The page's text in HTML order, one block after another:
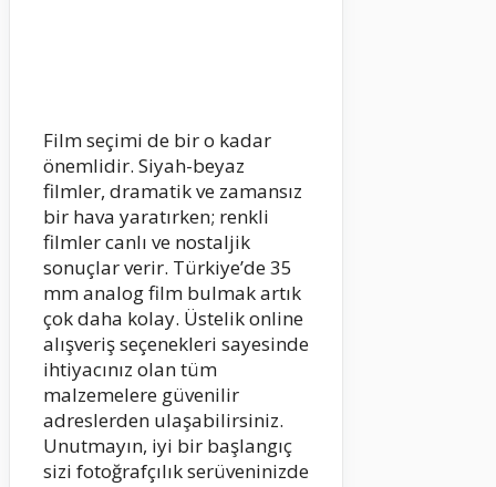
Film seçimi de bir o kadar
önemlidir. Siyah-beyaz
filmler, dramatik ve zamansız
bir hava yaratırken; renkli
filmler canlı ve nostaljik
sonuçlar verir. Türkiye’de 35
mm analog film bulmak artık
çok daha kolay. Üstelik online
alışveriş seçenekleri sayesinde
ihtiyacınız olan tüm
malzemelere güvenilir
adreslerden ulaşabilirsiniz.
Unutmayın, iyi bir başlangıç
sizi fotoğrafçılık serüveninizde